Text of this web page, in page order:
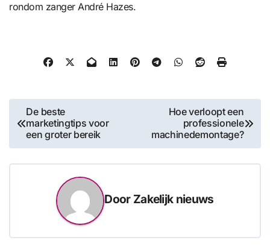
rondom zanger André Hazes.
Bericht
navigatie
De beste
marketingtips voor
een groter bereik
Hoe verloopt een
professionele
machinedemontage?
Door Zakelijk nieuws